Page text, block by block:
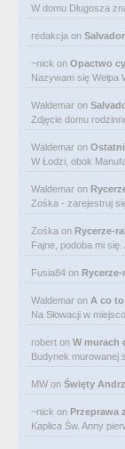
W domu Długosza
redakcja on
~nick on Opactwo
Nazywam się Wełpa
Waldemar on
Zdjęcie domu
Waldemar on Ostatni
W Łodzi, obok
Waldemar on
Zośka - zarejestruj
Zośka on Rycerze-
Fajne, podoba mi
Fusia84 on
Waldemar on A co
Na Słowacji w
robert on W murach
Budynek murowanej
MW on Święty
~nick on Przeprawa
Kaplica Św. Anny